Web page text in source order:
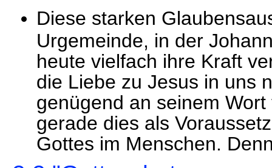
Diese starken
Urgemeinde, in der
heute vielfach ihre Kraft
die Liebe zu Jesus in uns
genügend an seinem
gerade dies als
Gottes im Menschen.